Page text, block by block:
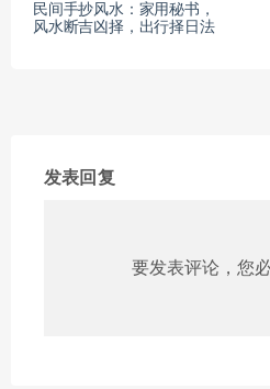
民间手抄风水：家用秘书，
风水断吉凶择，出行择日法
发表回复
要发表评论，您